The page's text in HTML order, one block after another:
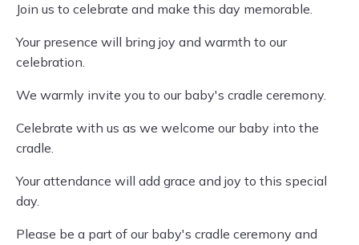
Join us to celebrate and make this day memorable.
Your presence will bring joy and warmth to our
celebration.
We warmly invite you to our baby's cradle ceremony.
Celebrate with us as we welcome our baby into the
cradle.
Your attendance will add grace and joy to this special
day.
Please be a part of our baby's cradle ceremony and